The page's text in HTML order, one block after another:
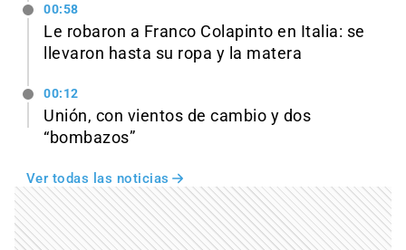
00:58
Le robaron a Franco Colapinto en Italia: se
llevaron hasta su ropa y la matera
00:12
Unión, con vientos de cambio y dos
“bombazos”
Ver todas las noticias